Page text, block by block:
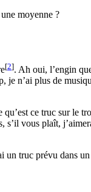
moyenne ?
[2]. Ah oui, l’engin
je n’ai plus de
ce truc sur le
vous plaît,
truc prévu dans